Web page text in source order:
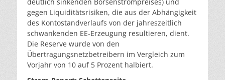
gegen Liquiditätsrisiken, die aus der Abhängigkeit
des Kontostandverlaufs von der jahreszeitlich
schwankenden EE-Erzeugung resultieren, dient.
Die Reserve wurde von den
Übertragungsnetzbetreibern im Vergleich zum
Vorjahr von 10 auf 5 Prozent halbiert.